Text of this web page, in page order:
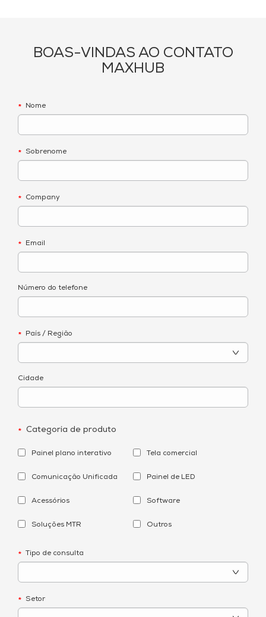
BOAS-VINDAS AO CONTATO
MAXHUB
* Nome
* Sobrenome
* Company
* Email
Número do telefone
* País / Região
Cidade
* Categoria de produto
Painel plano interativo Tela comercial
Comunicação Unificada Painel de LED
Acessórios Software
Soluções MTR Outros
* Tipo de consulta
* Setor